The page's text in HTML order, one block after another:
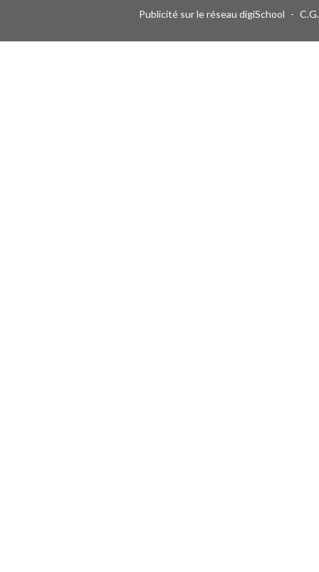
Publicité sur le réseau digiSchool -